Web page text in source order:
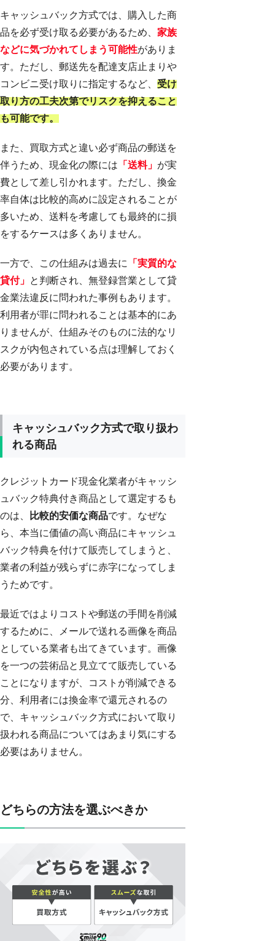
キャッシュバック方式では、購入した商
品を必ず受け取る必要があるため、 家族
などに気づかれてしまう可能性がありま
す。ただし、郵送先を配達支店止まりや
コンビニ受け取りに指定するなど、 受け
取り方の工夫次第でリスクを抑えること
も可能です。
また、買取方式と違い必ず商品の郵送を
伴うため、現金化の際には 「送料」 が実
費として差し引かれます。ただし、換金
率自体は比較的高めに設定されることが
多いため、送料を考慮しても最終的に損
をするケースは多くありません。
一方で、この仕組みは過去に 「実質的な
貸付」 と判断され、無登録営業として貸
金業法違反に問われた事例もあります。
利用者が罪に問われることは基本的にあ
りませんが、仕組みそのものに法的なリ
スクが内包されている点は理解しておく
必要があります。
キャッシュバック方式で取り扱わ
れる商品
クレジットカード現金化業者がキャッシ
ュバック特典付き商品として選定するも
のは、
比較的安価な商品です。なぜな
ら、本当に価値の高い商品にキャッシュ
バック特典を付けて販売してしまうと、
業者の利益が残らずに赤字になってしま
うためです。
最近ではよりコストや郵送の手間を削減
するために、メールで送れる画像を商品
としている業者も出てきています。画像
を一つの芸術品と見立てて販売している
ことになりますが、コストが削減できる
分、利用者には換金率で還元されるの
で、キャッシュバック方式において取り
扱われる商品についてはあまり気にする
必要はありません。
どちらの方法を選ぶべきか